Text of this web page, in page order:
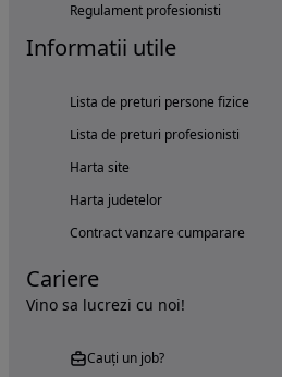
Regulament profesionisti
Informatii utile
Lista de preturi persone fizice
Lista de preturi profesionisti
Harta site
Harta judetelor
Contract vanzare cumparare
Cariere
Vino sa lucrezi cu noi!
Cauți un job?